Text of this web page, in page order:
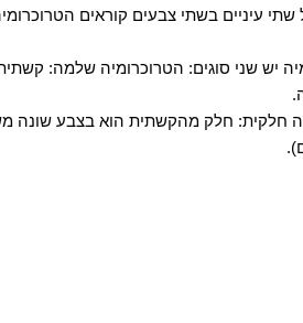
עיניים בשתי צבעים קוראים
יש שני סוגים: הטרוכרומיה שלמה:
חלקית: חלק מהקשתית הוא בצבע שונה